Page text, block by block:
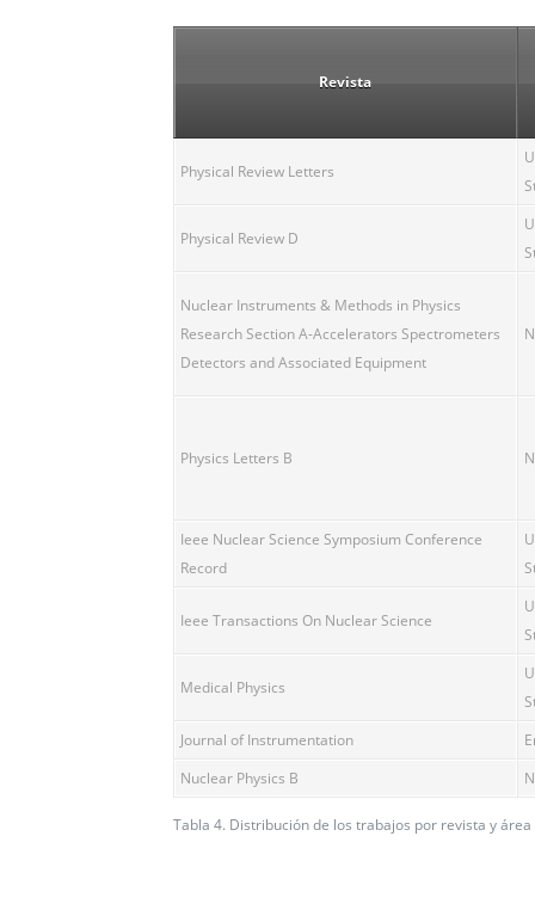
Tabla 4. Distribución de los trabajos por revista y
Revista
Physical Review Letters
Physical Review D
Nuclear Instruments & Methods in Physics
Research Section A-Accelerators Spectrometers
Detectors and Associated Equipment
Physics Letters B
Ieee Nuclear Science Symposium Conference
Record
Ieee Transactions On Nuclear Science
Medical Physics
Journal of Instrumentation
Nuclear Physics B